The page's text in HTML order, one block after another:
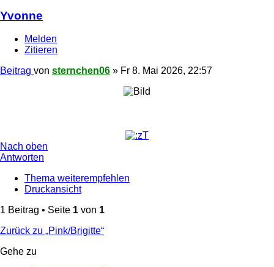
Yvonne
Melden
Zitieren
Beitrag von sternchen06 » Fr 8. Mai 2026, 22:57
Nach oben
Antworten
Thema weiterempfehlen
Druckansicht
1 Beitrag • Seite 1 von 1
Zurück zu „Pink/Brigitte“
Gehe zu